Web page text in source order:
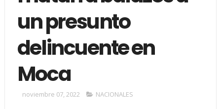
un presunto
delincuente en
Moca
noviembre 07, 2022 NACIONALES